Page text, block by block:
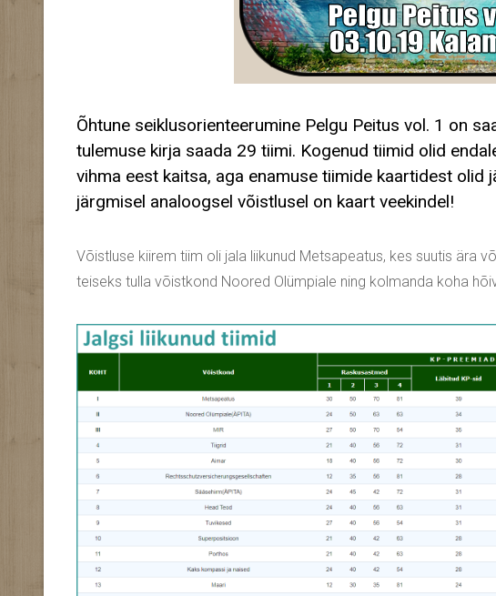
Õhtune seiklusorienteerumine Pelgu Peitus vol. 1 on
tulemuse kirja saada 29 tiimi. Kogenud tiimid olid
vihma eest kaitsa, aga enamuse tiimide kaartidest olid
järgmisel analoogsel võistlusel on kaart veekindel!
Võistluse kiirem tiim oli jala liikunud Metsapeatus, kes suutis ära
teiseks tulla võistkond Noored Olümpiale ning kolmanda koha